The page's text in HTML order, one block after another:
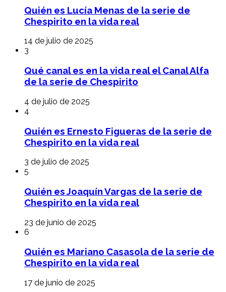
Quién es Lucía Menas de la serie de
Chespirito en la vida real
14 de julio de 2025
3
Qué canal es en la vida real el Canal Alfa
de la serie de Chespirito
4 de julio de 2025
4
Quién es Ernesto Figueras de la serie de
Chespirito en la vida real
3 de julio de 2025
5
Quién es Joaquín Vargas de la serie de
Chespirito en la vida real
23 de junio de 2025
6
Quién es Mariano Casasola de la serie de
Chespirito en la vida real
17 de junio de 2025